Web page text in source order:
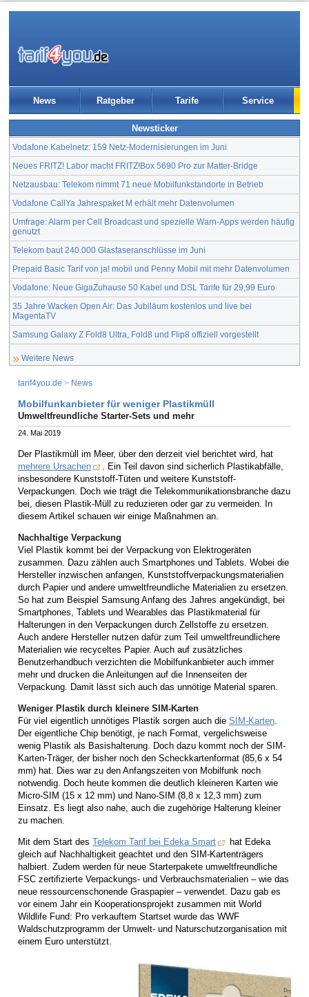
News Ratgeber Tarife Service
Newsticker
Vodafone Kabelnetz: 159 Netz-Modernisierungen im Juni
Neues FRITZ! Labor macht FRITZ!Box 5690 Pro zur Matter-Bridge
Netzausbau: Telekom nimmt 71 neue Mobilfunkstandorte in Betrieb
Vodafone CallYa Jahrespaket M erhält mehr Datenvolumen
Umfrage: Alarm per Cell Broadcast und spezielle Warn-Apps werden häufig
genutzt
Telekom baut 240.000 Glasfaseranschlüsse im Juni
Prepaid Basic Tarif von ja! mobil und Penny Mobil mit mehr Datenvolumen
Vodafone: Neue GigaZuhause 50 Kabel und DSL Tarife für 29,99 Euro
35 Jahre Wacken Open Air: Das Jubiläum kostenlos und live bei
MagentaTV
Samsung Galaxy Z Fold8 Ultra, Fold8 und Flip8 offiziell vorgestellt
Weitere News
tarif4you.de > News
Mobilfunkanbieter für weniger Plastikmüll
Umweltfreundliche Starter-Sets und mehr
24. Mai 2019
Der Plastikmüll im Meer, über den derzeit viel berichtet wird, hat
mehrere Ursachen
. Ein Teil davon sind sicherlich Plastikabfälle,
insbesondere Kunststoff-Tüten und weitere Kunststoff-
Verpackungen. Doch wie trägt die Telekommunikationsbranche dazu
bei, diesen Plastik-Müll zu reduzieren oder gar zu vermeiden. In
diesem Artikel schauen wir einige Maßnahmen an.
Nachhaltige Verpackung
Viel Plastik kommt bei der Verpackung von Elektrogeräten
zusammen. Dazu zählen auch Smartphones und Tablets. Wobei die
Hersteller inzwischen anfangen, Kunststoffverpackungsmaterialien
durch Papier und andere umweltfreundliche Materialien zu ersetzen.
So hat zum Beispiel Samsung Anfang des Jahres angekündigt, bei
Smartphones, Tablets und Wearables das Plastikmaterial für
Halterungen in den Verpackungen durch Zellstoffe zu ersetzen.
Auch andere Hersteller nutzen dafür zum Teil umweltfreundlichere
Materialien wie recyceltes Papier. Auch auf zusätzliches
Benutzerhandbuch verzichten die Mobilfunkanbieter auch immer
mehr und drucken die Anleitungen auf die Innenseiten der
Verpackung. Damit lässt sich auch das unnötige Material sparen.
Weniger Plastik durch kleinere SIM-Karten
Für viel eigentlich unnötiges Plastik sorgen auch die SIM-Karten
Der eigentliche Chip benötigt, je nach Format, vergelichsweise
wenig Plastik als Basishalterung. Doch dazu kommt noch der SIM-
Karten-Träger, der bisher noch den Scheckkartenformat (85,6 x 54
mm) hat. Dies war zu den Anfangszeiten von Mobilfunk noch
notwendig. Doch heute kommen die deutlich kleineren Karten wie
Micro-SIM (15 x 12 mm) und Nano-SIM (8,8 x 12,3 mm) zum
Einsatz. Es liegt also nahe, auch die zugehörige Halterung kleiner
zu machen.
Mit dem Start des Telekom Tarif bei Edeka Smart
hat Edeka
gleich auf Nachhaltigkeit geachtet und den SIM-Kartenträgers
halbiert. Zudem werden für neue Starterpakete umweltfreundliche
FSC zertifizierte Verpackungs- und Verbrauchsmaterialien – wie das
neue ressourcenschonende Graspapier – verwendet. Dazu gab es
vor einem Jahr ein Kooperationsprojekt zusammen mit World
Wildlife Fund: Pro verkauftem Startset wurde das WWF
Waldschutzprogramm der Umwelt- und Naturschutzorganisation mit
einem Euro unterstützt.